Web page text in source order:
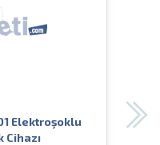
Elektroşoklu
Cihazı